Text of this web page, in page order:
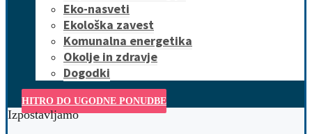
Eko-nasveti
Ekološka zavest
Komunalna energetika
Okolje in zdravje
Dogodki
HITRO DO UGODNE PONUDBE
Izpostavljamo